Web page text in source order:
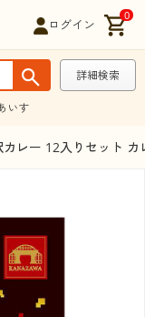
ログイン
0
詳細検索
いす
カレー 12入りセット